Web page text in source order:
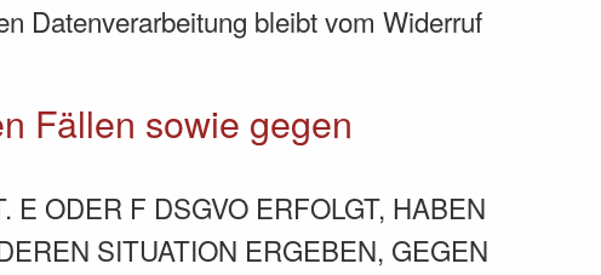
Datenverarbeitung bleibt vom Widerruf
Fällen sowie gegen
ODER F DSGVO ERFOLGT, HABEN
SITUATION ERGEBEN, GEGEN